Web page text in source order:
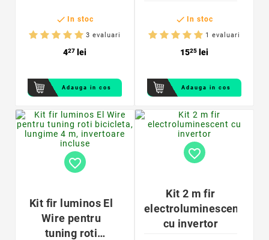
 In stoc
3 evaluari
427 lei
Adauga in cos
3,2 mm
 In stoc
1 evaluari
1525 lei
Adauga in cos
favorite_border
Kit fir luminos El
Wire pentru
tuning roti
favorite_border
Kit 2 m fir
electroluminescent
cu invertor